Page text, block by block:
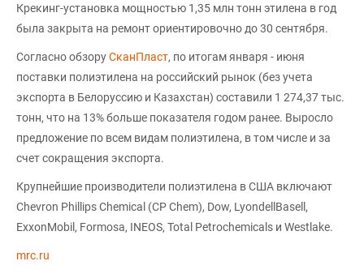
Крекинг-установка мощностью 1,35 млн тонн этилена в год
была закрыта на ремонт ориентировочно до 30 сентября.
Согласно обзоруСканПласт, по итогам января - июня
поставки полиэтилена на российский рынок (без учета
экспорта в Белоруссию и Казахстан) составили 1 274,37 тыс.
тонн, что на 13% больше показателя годом ранее. Выросло
предложение по всем видам полиэтилена, в том числе и за
счет сокращения экспорта.
Крупнейшие производители полиэтилена в США включают
Chevron Phillips Chemical (CP Chem), Dow, LyondellBasell,
ExxonMobil, Formosa, INEOS, Total Petrochemicals и Westlake.
mrc.ru